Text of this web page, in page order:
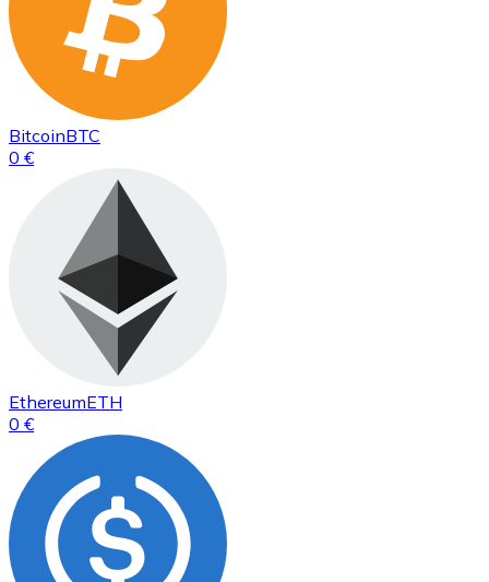
BitcoinBTC
0 €
EthereumETH
0 €